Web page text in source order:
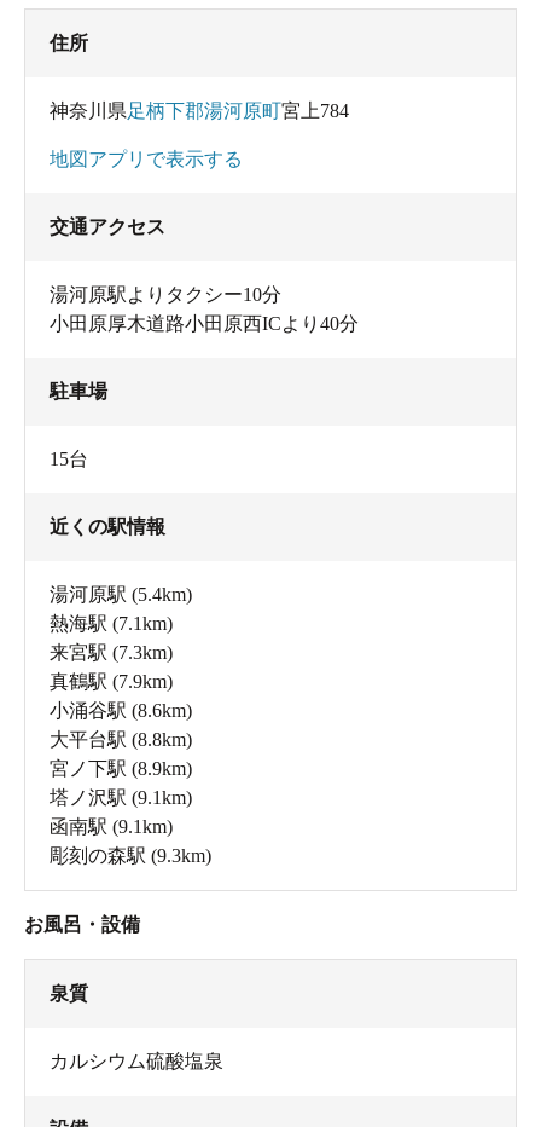
住所
神奈川県足柄下郡湯河原町宮上784
地図アプリで表示する
交通アクセス
湯河原駅よりタクシー10分
小田原厚木道路小田原西ICより40分
駐車場
15台
近くの駅情報
湯河原駅 (5.4km)
熱海駅 (7.1km)
来宮駅 (7.3km)
真鶴駅 (7.9km)
小涌谷駅 (8.6km)
大平台駅 (8.8km)
宮ノ下駅 (8.9km)
塔ノ沢駅 (9.1km)
函南駅 (9.1km)
彫刻の森駅 (9.3km)
お風呂・設備
泉質
カルシウム硫酸塩泉